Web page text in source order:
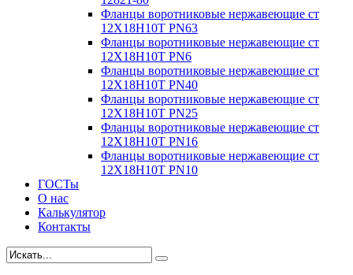
Фланцы воротниковые нержавеющие ст
12Х18Н10Т PN63
Фланцы воротниковые нержавеющие ст
12Х18Н10Т PN6
Фланцы воротниковые нержавеющие ст
12Х18Н10Т PN40
Фланцы воротниковые нержавеющие ст
12Х18Н10Т PN25
Фланцы воротниковые нержавеющие ст
12Х18Н10Т PN16
Фланцы воротниковые нержавеющие ст
12Х18Н10Т PN10
ГОСТы
О нас
Калькулятор
Контакты